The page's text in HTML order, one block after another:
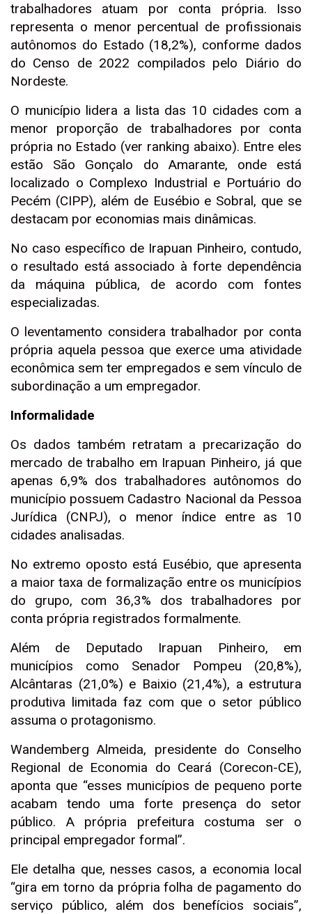
trabalhadores atuam por conta própria. Isso
representa o menor percentual de profissionais
autônomos do Estado (18,2%), conforme dados
do Censo de 2022 compilados pelo Diário do
Nordeste.
O município lidera a lista das 10 cidades com a
menor proporção de trabalhadores por conta
própria no Estado (ver ranking abaixo). Entre eles
estão São Gonçalo do Amarante, onde está
localizado o Complexo Industrial e Portuário do
Pecém (CIPP), além de Eusébio e Sobral, que se
destacam por economias mais dinâmicas.
No caso específico de Irapuan Pinheiro, contudo,
o resultado está associado à forte dependência
da máquina pública, de acordo com fontes
especializadas.
O leventamento considera trabalhador por conta
própria aquela pessoa que exerce uma atividade
econômica sem ter empregados e sem vínculo de
subordinação a um empregador.
Informalidade
Os dados também retratam a precarização do
mercado de trabalho em Irapuan Pinheiro, já que
apenas 6,9% dos trabalhadores autônomos do
município possuem Cadastro Nacional da Pessoa
Jurídica (CNPJ), o menor índice entre as 10
cidades analisadas.
No extremo oposto está Eusébio, que apresenta
a maior taxa de formalização entre os municípios
do grupo, com 36,3% dos trabalhadores por
conta própria registrados formalmente.
Além de Deputado Irapuan Pinheiro, em
municípios como Senador Pompeu (20,8%),
Alcântaras (21,0%) e Baixio (21,4%), a estrutura
produtiva limitada faz com que o setor público
assuma o protagonismo.
Wandemberg Almeida, presidente do Conselho
Regional de Economia do Ceará (Corecon-CE),
aponta que “esses municípios de pequeno porte
acabam tendo uma forte presença do setor
público. A própria prefeitura costuma ser o
principal empregador formal”.
Ele detalha que, nesses casos, a economia local
“gira em torno da própria folha de pagamento do
serviço público, além dos benefícios sociais”,